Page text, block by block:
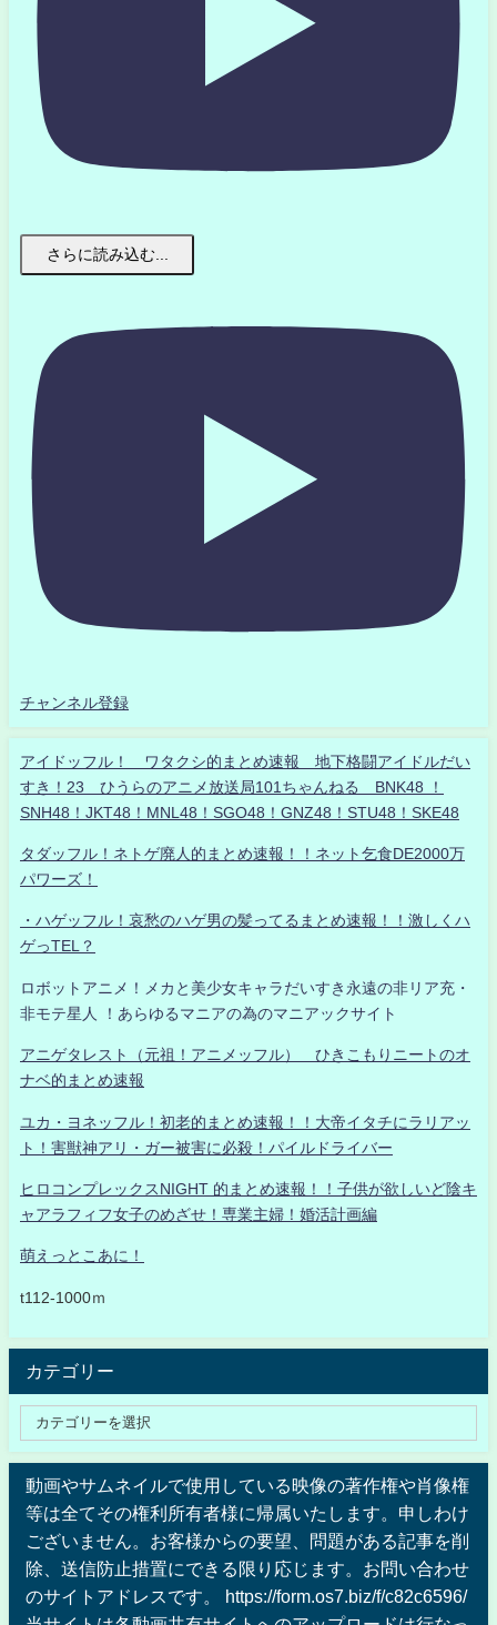
さらに読み込む...
チャンネル登録
アイドッフル！ ワタクシ的まとめ速報 地下格闘アイドルだい
すき！23 ひうらのアニメ放送局101ちゃんねる BNK48 ！
SNH48！JKT48！MNL48！SGO48！GNZ48！STU48！SKE48
タダッフル！ネトゲ廃人的まとめ速報！！ネット乞食DE2000万
パワーズ！
・ハゲッフル！哀愁のハゲ男の髪ってるまとめ速報！！激しくハ
ゲっTEL？
ロボットアニメ！メカと美少女キャラだいすき永遠の非リア充・
非モテ星人 ！あらゆるマニアの為のマニアックサイト
アニゲタレスト（元祖！アニメッフル） ひきこもりニートのオ
ナベ的まとめ速報
ユカ・ヨネッフル！初老的まとめ速報！！大帝イタチにラリアッ
ト！害獣神アリ・ガー被害に必殺！パイルドライバー
ヒロコンプレックスNIGHT 的まとめ速報！！子供が欲しいど陰キ
ャアラフィフ女子のめざせ！専業主婦！婚活計画編
萌えっとこあに！
t112-1000ｍ
カテゴリー
動画やサムネイルで使用している映像の著作権や肖像権
等は全てその権利所有者様に帰属いたします。申しわけ
ございません。お客様からの要望、問題がある記事を削
除、送信防止措置にできる限り応じます。お問い合わせ
のサイトアドレスです。 https://form.os7.biz/f/c82c6596/